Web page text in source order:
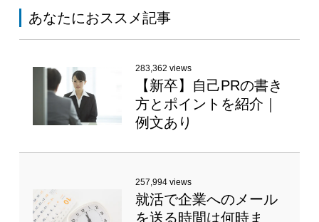
あなたにおススメ記事
283,362 views
【新卒】自己PRの書き
方とポイントを紹介｜
例文あり
257,994 views
就活で企業へのメール
を送る時間は何時ま